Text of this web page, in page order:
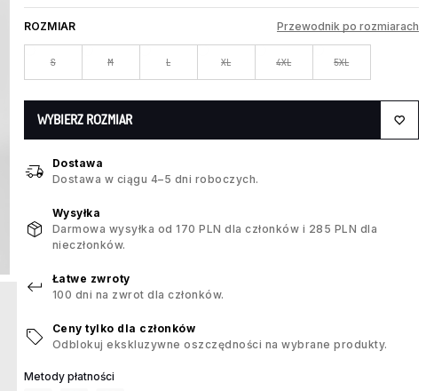
ROZMIAR Przewodnik po rozmiarach
S M L XL 4XL 5XL
WYBIERZ ROZMIAR
Dostawa
Dostawa w ciągu 4–5 dni roboczych.
Wysyłka
Darmowa wysyłka od 170 PLN dla członków i 285 PLN dla
nieczłonków.
Łatwe zwroty
100 dni na zwrot dla członków.
Ceny tylko dla członków
Odblokuj ekskluzywne oszczędności na wybrane produkty.
Metody płatności